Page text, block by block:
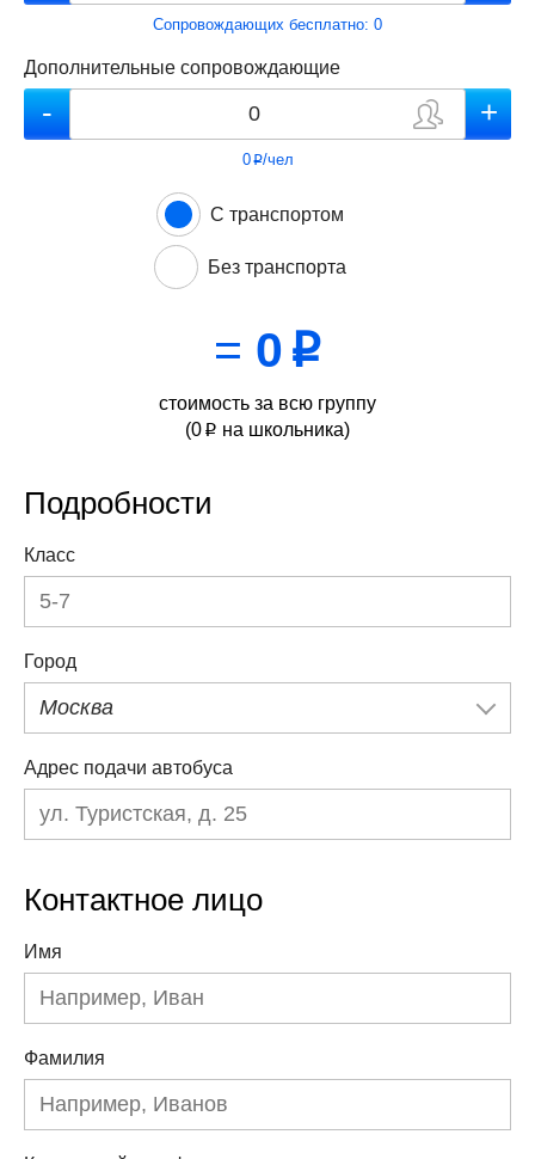
Сопровождающих бесплатно: 0
Дополнительные сопровождающие
0p/чел
С транспортом
Без транспорта
= 0 p
стоимость за всю группу
(0 p на школьника)
Подробности
Класс
Город
Москва
Адрес подачи автобуса
Контактное лицо
Имя
Фамилия